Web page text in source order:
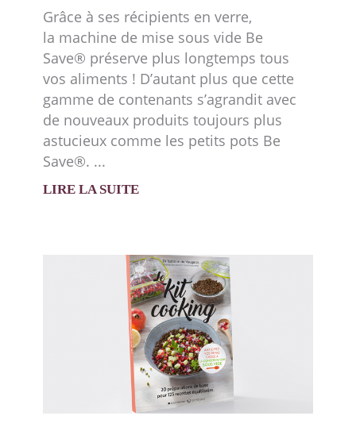
Grâce à ses récipients en verre,
la machine de mise sous vide Be
Save® préserve plus longtemps tous
vos aliments ! D’autant plus que cette
gamme de contenants s’agrandit avec
de nouveaux produits toujours plus
astucieux comme les petits pots Be
Save®.
LIRE LA SUITE